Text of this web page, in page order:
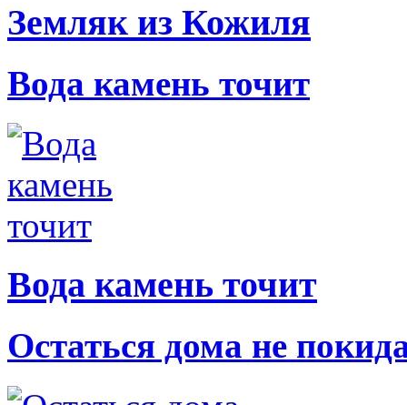
Земляк из Кожиля
Вода камень точит
Вода камень точит
Остаться дома не